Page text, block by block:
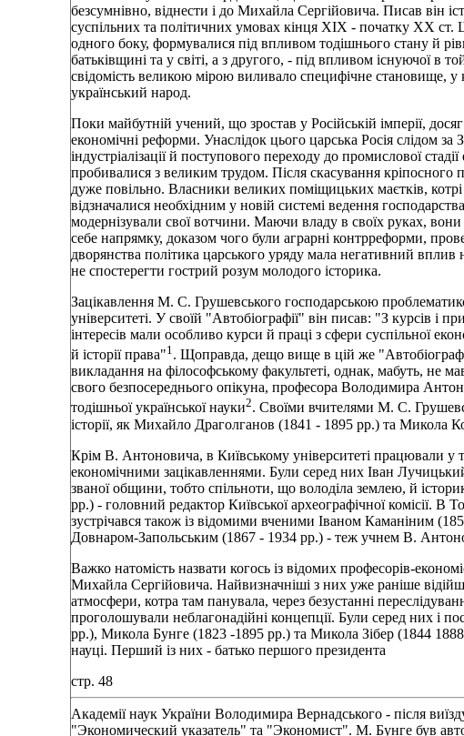
безсумнівно, віднести і до Михайла Сергійовича. Писав він
суспільних та політичних умовах кінця XIX - початку XX
одного боку, формувалися під впливом тодішнього стану й
батьківщині та у світі, а з другого, - під впливом існуючої в
свідомість великою мірою виливало специфічне становище, у
український народ.
Поки майбутній учений, що зростав у Російській імперії,
економічні реформи. Унаслідок цього царська Росія слідом
індустріалізації й поступового переходу до промислової
пробивалися з великим трудом. Після скасування
дуже повільно. Власники великих поміщицьких маєтків,
відзначалися необхідним у новій системі ведення
модернізували свої вотчини. Маючи владу в своїх руках,
себе напрямку, доказом чого були аграрні контрреформи,
дворянства політика царського уряду мала негативний вплив
не спостерегти гострий розум молодого історика.
Зацікавлення М. С. Грушевського господарською
університеті. У своїй "Автобіографії" він писав: "З курсів і
інтересів мали особливо курси й праці з сфери суспільної
й історії права"1. Щоправда, дещо вище в цій же
викладання на філософському факультеті, однак, мабуть, не
свого безпосереднього опікуна, професора Володимира
тодішньої української науки2. Своїми вчителями М. С.
історії, як Михайло Драголганов (1841 - 1895 рр.) та Микола
Крім В. Антоновича, в Київському університеті працювали у
економічними зацікавленнями. Були серед них Іван
званої общини, тобто спільноти, що володіла землею, й
рр.) - головний редактор Київської археографічної комісії.
зустрічався також із відомими вченими Іваном Каманіним
Довнаром-Запольським (1867 - 1934 рр.) - теж учнем В.
Важко натомість назвати когось із відомих професорів-
Михайла Сергійовича. Найвизначніші з них уже раніше
атмосфери, котра там панувала, через безустанні
проголошували неблагонадійні концепції. Були серед них і
рр.), Микола Бунге (1823 -1895 рр.) та Микола Зібер (1844 1888
науці. Перший із них - батько першого президента
стр. 48
Академії наук України Володимира Вернадського - після
"Экономический указатель" та "Экономист". М. Бунге був